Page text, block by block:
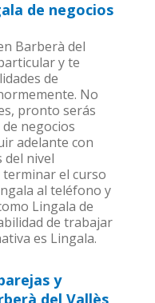
de negocios
Barberà del
y te
de
No
pronto serás
negocios
adelante con
del nivel
el curso
al teléfono y
Lingala de
de trabajar
es Lingala.
y
del Vallès